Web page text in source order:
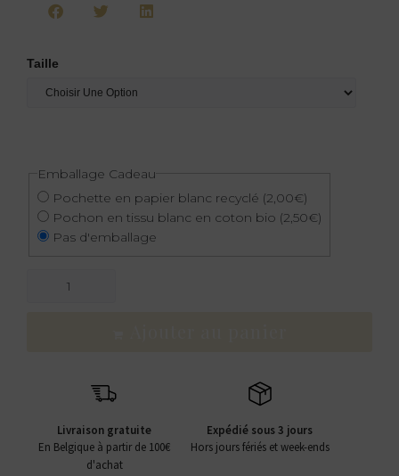
Taille
Emballage Cadeau
Pochette en papier blanc recyclé (2,00€)
Pochon en tissu blanc en coton bio (2,50€)
Pas d'emballage
Livraison gratuite
En Belgique à partir de 100€
d'achat
Expédié sous 3 jours
Hors jours fériés et week-ends